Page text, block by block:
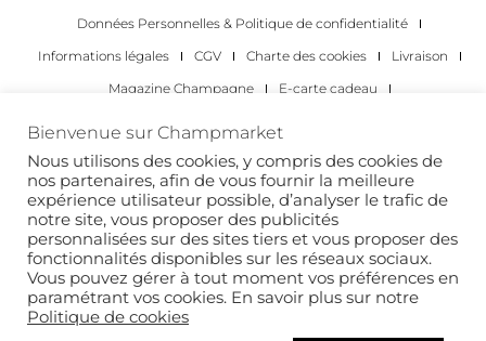
Données Personnelles & Politique de confidentialité
Informations légales
CGV Charte des cookies
Livraison
Magazine Champagne
E-carte cadeau
Les occasions pour déguster du champagne
Pour les particuliers
Pour les entreprises
Copyright 2022 © tous droits réservés. Champmarket.
Bienvenue sur Champmarket
Nous utilisons des cookies, y compris des cookies de
nos partenaires, afin de vous fournir la meilleure
expérience utilisateur possible, d’analyser le trafic de
notre site, vous proposer des publicités
personnalisées sur des sites tiers et vous proposer des
fonctionnalités disponibles sur les réseaux sociaux.
Vous pouvez gérer à tout moment vos préférences en
paramétrant vos cookies. En savoir plus sur notre
Politique de cookies